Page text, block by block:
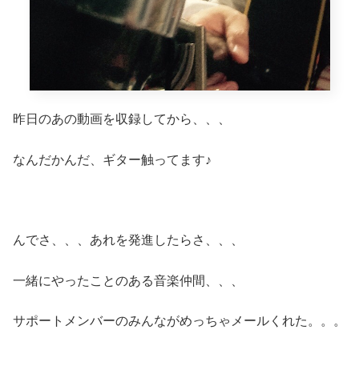
昨日のあの動画を収録してから、、、
なんだかんだ、ギター触ってます♪
んでさ、、、あれを発進したらさ、、、
一緒にやったことのある音楽仲間、、、
サポートメンバーのみんながめっちゃメールくれた。。。